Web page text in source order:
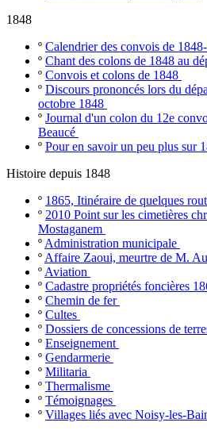
1848
º Calendrier des convois de
º Chant des colons de 1848 au
º Convois et colons de 1848
º Discours prononcés lors du
octobre 1848
º Journal d'un colon du 12e
Beaucé
º Pour en savoir un peu plus sur
Histoire depuis 1848
º 1865, Itinéraire de quelques
º 2010 Point sur les cimetières
Mostaganem
º Administration municipale
º Affaire Zaoui, meurtre de M.
º Aviation
º Cadastre propriétés foncières
º Chemin de fer
º Cultes
º Dossiers de concessions de
º Enseignement
º Gendarmerie
º Militaria
º Thermalisme
º Témoignages
º Villages liés avec Noisy-les-